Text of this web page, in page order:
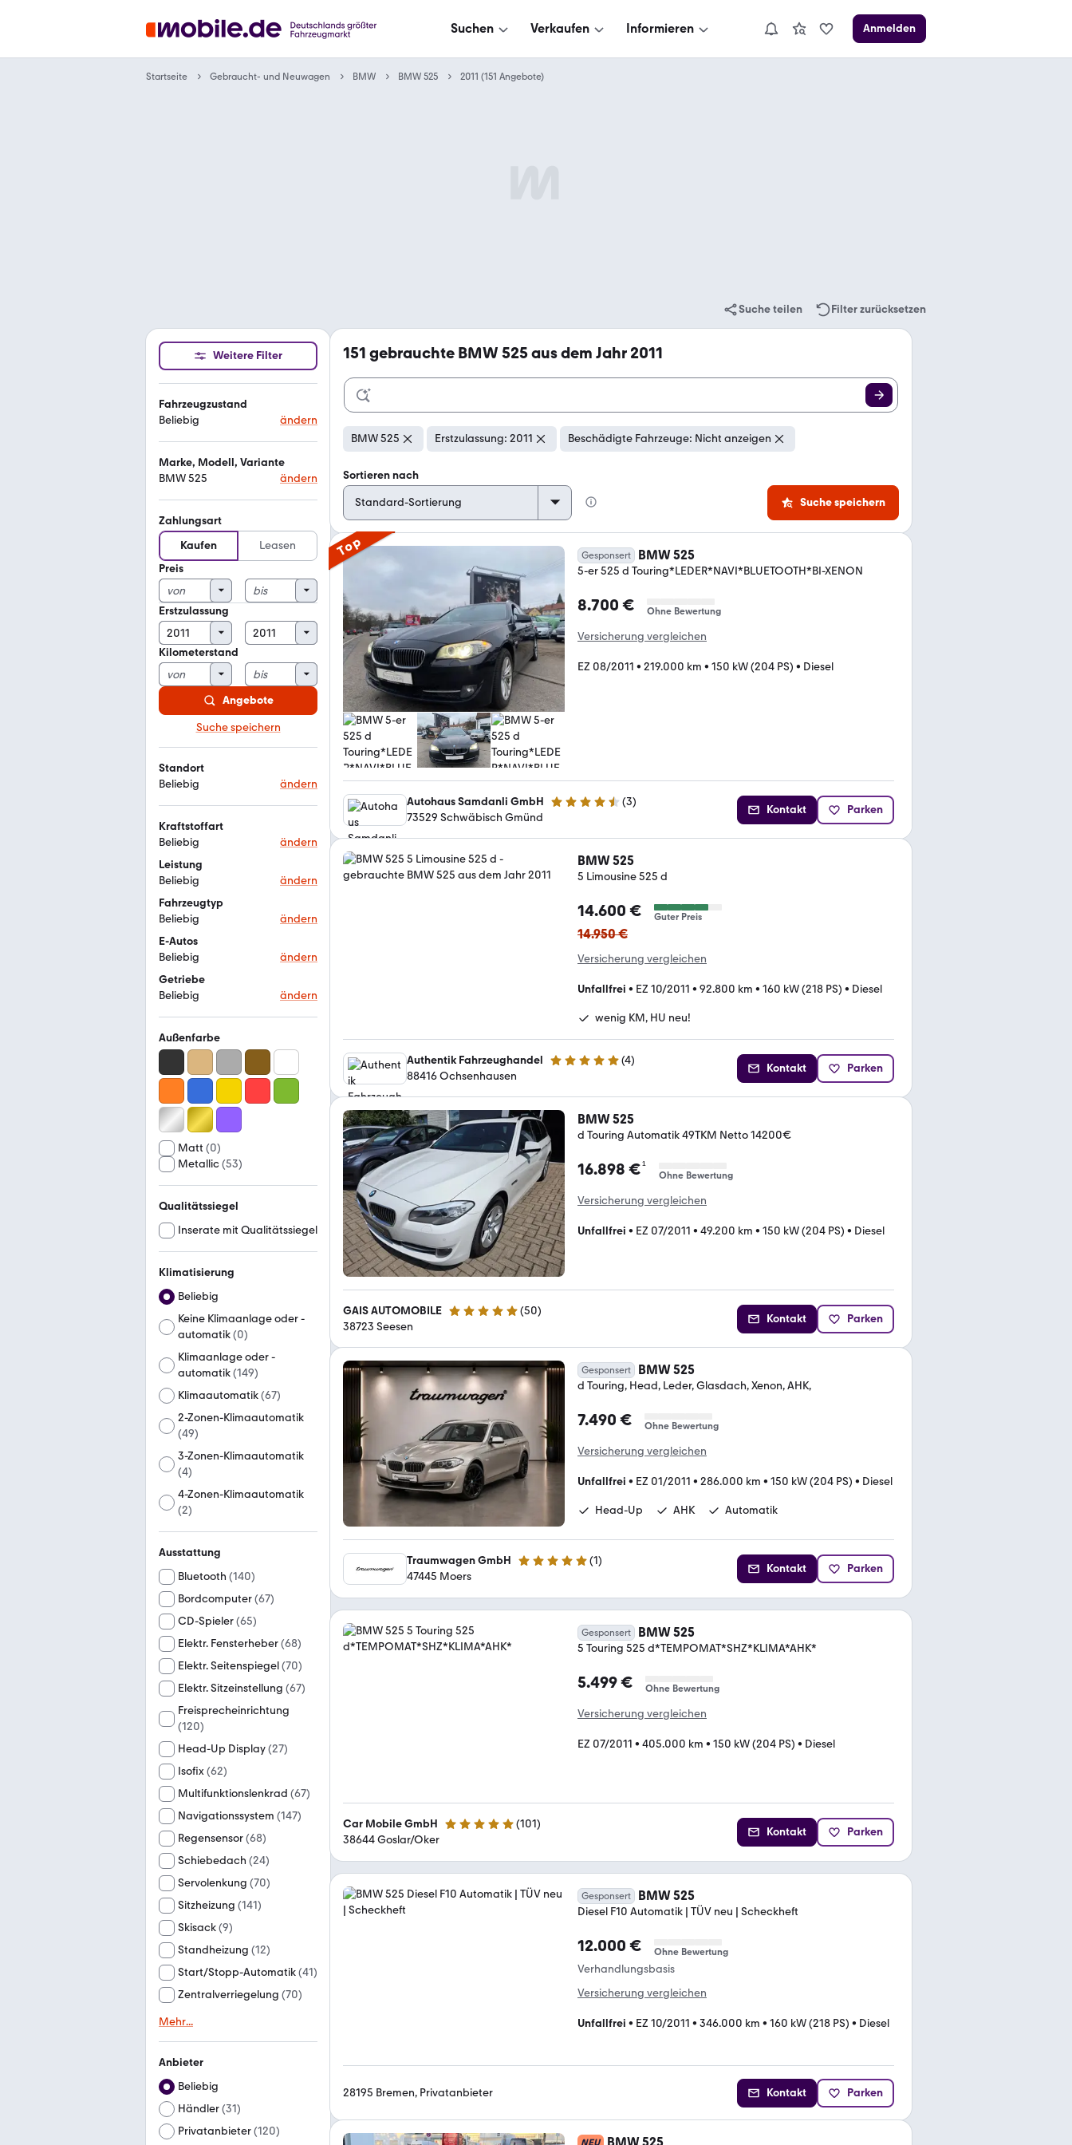
Suchen Verkaufen Informieren Anmelden
Startseite Gebraucht- und Neuwagen BMW BMW 525 2011 (151 Angebote)
Suche teilen Filter zurücksetzen
Weitere Filter
Fahrzeugzustand
Beliebig
ändern
Marke, Modell, Variante
BMW 525
ändern
Zahlungsart
Kaufen
Leasen
Preis
Erstzulassung
Kilometerstand
Angebote
Suche speichern
Standort
Beliebig
ändern
Kraftstoffart
Beliebig
ändern
Leistung
Beliebig
ändern
Fahrzeugtyp
Beliebig
ändern
E-Autos
Beliebig
ändern
Getriebe
Beliebig
ändern
Außenfarbe
Matt (0)
Metallic(53)
Qualitätssiegel
Inserate mit Qualitätssiegel
Klimatisierung
Beliebig
Keine Klimaanlage oder -
automatik(0)
Klimaanlage oder -
automatik(149)
Klimaautomatik(67)
2-Zonen-Klimaautomatik
(49)
3-Zonen-Klimaautomatik
(4)
4-Zonen-Klimaautomatik
(2)
Ausstattung
Bluetooth (140)
Bordcomputer(67)
CD-Spieler(65)
Elektr. Fensterheber(68)
Elektr. Seitenspiegel(70)
Elektr. Sitzeinstellung (67)
Freisprecheinrichtung
(120)
Head-Up Display(27)
Isofix(62)
Multifunktionslenkrad (67)
Navigationssystem (147)
Regensensor(68)
Schiebedach (24)
Servolenkung (70)
Sitzheizung (141)
Skisack(9)
Standheizung (12)
Start/Stopp-Automatik(41)
Zentralverriegelung (70)
Mehr...
Anbieter
Beliebig
Händler(31)
Privatanbieter(120)
151 gebrauchte BMW 525 aus dem Jahr 2011
BMW 525 Erstzulassung: 2011 Beschädigte Fahrzeuge: Nicht anzeigen
Sortieren nach
Suche speichern
Top Gesponsert BMW 525
5-er 525 d Touring*LEDER*NAVI*BLUETOOTH*BI-XENON
8.700 € Ohne Bewertung
Versicherung vergleichen
EZ 08/2011 • 219.000 km • 150 kW (204 PS) • Diesel
Autohaus Samdanli GmbH 4.4 Sterne (3)
73529 Schwäbisch Gmünd
Kontakt Parken
BMW 525
5 Limousine 525 d
14.600 € Guter Preis
14.950 €
Versicherung vergleichen
Unfallfrei • EZ 10/2011 • 92.800 km • 160 kW (218 PS) • Diesel
wenig KM, HU neu!
Authentik Fahrzeughandel 4.9 Sterne (4)
88416 Ochsenhausen
Kontakt Parken
BMW 525
d Touring Automatik 49TKM Netto 14200€
16.898 €¹
Ohne Bewertung
Versicherung vergleichen
Unfallfrei • EZ 07/2011 • 49.200 km • 150 kW (204 PS) • Diesel
GAIS AUTOMOBILE 4.8 Sterne (50)
38723 Seesen
Kontakt Parken
Gesponsert BMW 525
d Touring, Head, Leder, Glasdach, Xenon, AHK,
7.490 € Ohne Bewertung
Versicherung vergleichen
Unfallfrei • EZ 01/2011 • 286.000 km • 150 kW (204 PS) • Diesel
Head-Up AHK Automatik
Traumwagen GmbH 5 Sterne (1)
47445 Moers
Kontakt Parken
Gesponsert BMW 525
5 Touring 525 d*TEMPOMAT*SHZ*KLIMA*AHK*
5.499 € Ohne Bewertung
Versicherung vergleichen
EZ 07/2011 • 405.000 km • 150 kW (204 PS) • Diesel
Car Mobile GmbH 4.8 Sterne (101)
38644 Goslar/Oker
Kontakt Parken
Gesponsert BMW 525
Diesel F10 Automatik | TÜV neu | Scheckheft
12.000 € Ohne Bewertung
Verhandlungsbasis
Versicherung vergleichen
Unfallfrei • EZ 10/2011 • 346.000 km • 160 kW (218 PS) • Diesel
28195 Bremen, Privatanbieter Kontakt Parken
NEU